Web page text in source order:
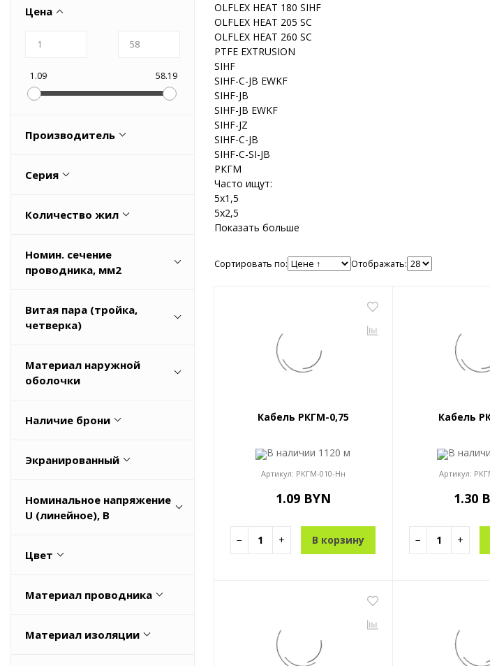
Оборудование пневматическое
Цена
1.09 58.19
Производитель
TEMPERATURE WIRE AND CABLE
Lapp Kabel
Серия
OLFLEX HEAT 180 C MS
Количество жил
10
2
Весь список
Номин. сечение
проводника, мм2
0,5
1
Витая пара (тройка,
четверка)
Материал наружной
оболочки
Наличие брони
Экранированный
Нет
Номинальное напряжение
U (линейное), В
Цвет
Материал проводника
Материал изоляции
OLFLEX HEAT 180 SIHF
OLFLEX HEAT 205 SC
OLFLEX HEAT 260 SC
PTFE EXTRUSION
SIHF
SIHF-C-JB EWKF
SIHF-JB
SIHF-JB EWKF
SIHF-JZ
SIHF-С-JB
SIHF-С-SI-JB
РКГМ
Часто ищут:
5x1,5
5x2,5
Показать больше
Сортировать по: Отображать:
Кабель РКГМ-0,75
В наличии 1120 м
Артикул: РКГМ-010-Нн
1.09 BYN
− + В корзину
Кабель
В
Артикул:
1.30
− +